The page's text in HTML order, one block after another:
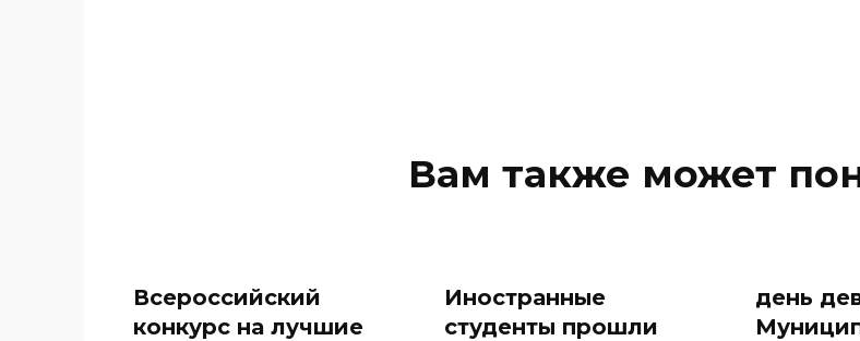
Вам также может
Всероссийский
конкурс на лучшие
Иностранные
студенты прошли
день